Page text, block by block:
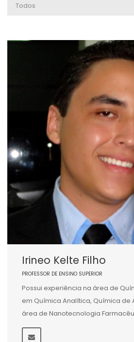
Irineo Kelte Filho
PROFESSOR DE ENSINO SUPERIOR
Possui experiência na área de
em Química Analítica, Química de
área de Nanotecnologia